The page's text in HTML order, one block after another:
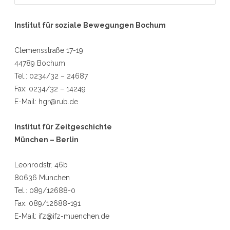
r
h
Institut für soziale Bewegungen Bochum
Clemensstraße 17-19
44789 Bochum
Tel.: 0234/32 – 24687
Fax: 0234/32 – 14249
E-Mail: hgr@rub.de
Institut für Zeitgeschichte
München – Berlin
Leonrodstr. 46b
80636 München
Tel.: 089/12688-0
Fax: 089/12688-191
E-Mail: ifz@ifz-muenchen.de